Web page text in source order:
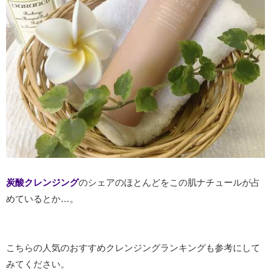
炭酸クレンジングのシェアのほとんどをこの肌ナチュールが占
めているとか…。
こちらの人気のおすすめクレンジングランキングも参考にして
みてください。